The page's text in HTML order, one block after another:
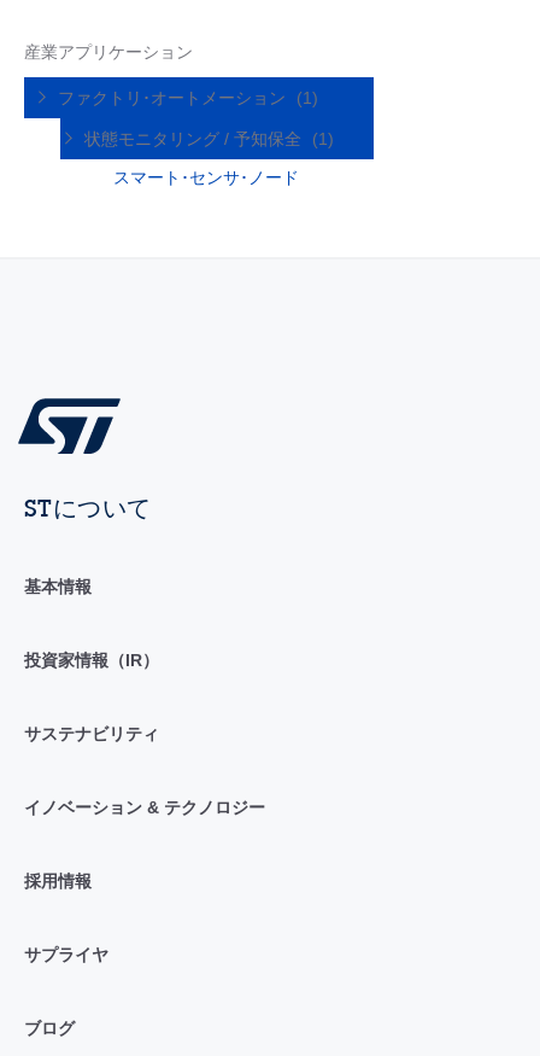
産業アプリケーション
ファクトリ･オートメーション (1)
状態モニタリング / 予知保全
(1)
スマート･センサ･ノード
STについて
基本情報
投資家情報（IR）
サステナビリティ
イノベーション & テクノロジー
採用情報
サプライヤ
ブログ